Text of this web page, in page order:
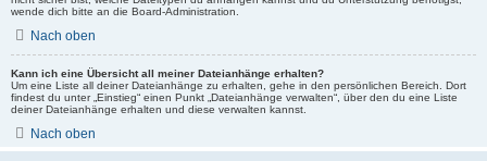
wende dich bitte an die Board-Administration.
Nach oben
Kann ich eine Übersicht all meiner Dateianhänge erhalten?
Um eine Liste all deiner Dateianhänge zu erhalten, gehe in den persönlichen Bereich. Dort
findest du unter „Einstieg“ einen Punkt „Dateianhänge verwalten“, über den du eine Liste
deiner Dateianhänge erhalten und diese verwalten kannst.
Nach oben